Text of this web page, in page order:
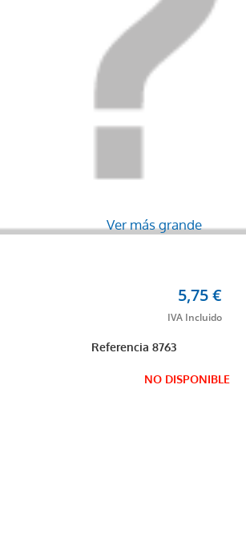
Ver más grande
Referencia8763
5,75 €
NO DISPONIBLE